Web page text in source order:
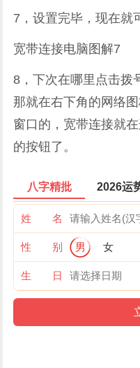
7，设置完毕，现在就
宽带连接电脑图解7
8，下次在哪里点击拨
那就在右下角的网络
窗口的，宽带连接就
的按钮了。
八字精批 2026运
姓 名
性 别 男 女
生 日